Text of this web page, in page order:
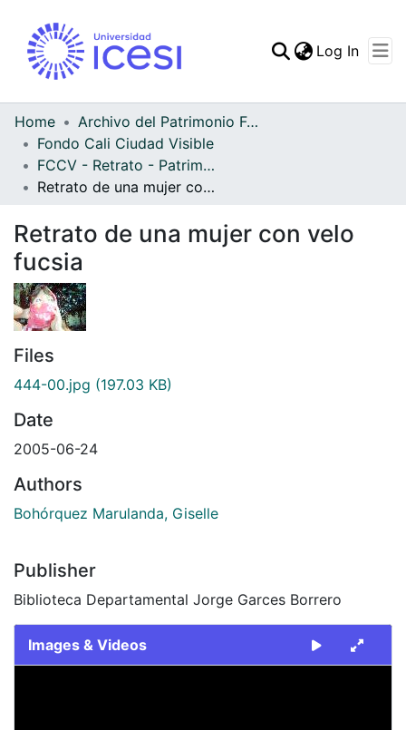
Log In
Home
Archivo del Patrimonio Fotográfico y Fílmico del Valle del Cauca
Fondo Cali Ciudad Visible
FCCV - Retrato - Patrimonial
Retrato de una mujer con velo fucsia
Retrato de una mujer con velo
fucsia
Files
444-00.jpg (197.03 KB)
Date
2005-06-24
Authors
Bohórquez Marulanda, Giselle
Publisher
Biblioteca Departamental Jorge Garces Borrero
Images & Videos